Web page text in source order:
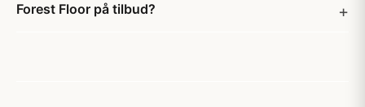
Forest Floor på tilbud?